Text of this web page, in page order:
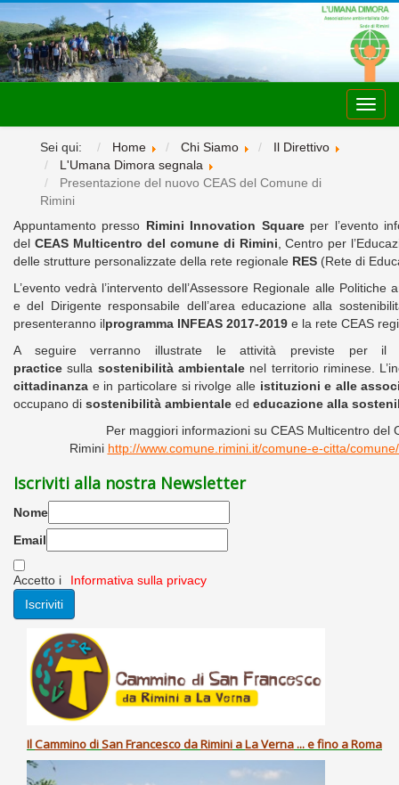
Sei qui:
Home Chi Siamo
Il Direttivo
L'Umana Dimora segnala
Presentazione del nuovo CEAS del Comune di
Rimini
Appuntamento presso Rimini Innovation Squareper l’evento
del CEAS Multicentro del comune di Rimini, Centro per
delle strutture personalizzate della rete regionale RES (Rete di
L’evento vedrà l’intervento dell’Assessore Regionale alle Politiche
e del Dirigente responsabile dell’area educazione alla
presenteranno ilprogramma INFEAS 2017-2019 e la rete CEAS
A seguire verranno illustrate le attività previste per
practice sulla sostenibilità ambientale nel territorio riminese.
cittadinanza e in particolare si rivolge alle istituzioni e alle
occupano di sostenibilità ambientale ed educazione alla
Per maggiori informazioni su CEAS Multicentro del
Rimini http://www.comune.rimini.it/comune-e-citta/
Iscriviti alla nostra Newsletter
Nome
Email
Accetto i Informativa sulla privacy
IlCamminodiSan FrancescodaRimini aLa Verna... e fino a Roma